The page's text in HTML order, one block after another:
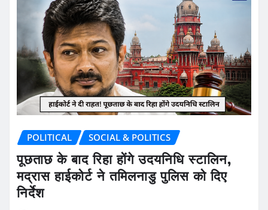
POLITICAL SOCIAL & POLITICS
पूछताछ के बाद रिहा होंगे उदयनिधि स्टालिन,
मद्रास हाईकोर्ट ने तमिलनाडु पुलिस को दिए
निर्देश